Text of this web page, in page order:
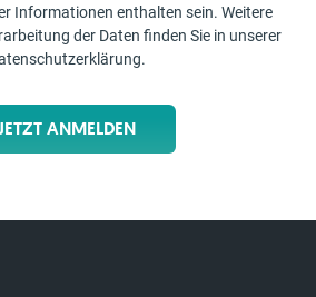
der Daten finden Sie in unserer
.
ANMELDEN